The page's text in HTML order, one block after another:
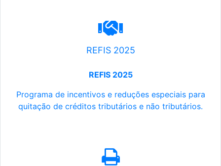
REFIS 2025
REFIS 2025
Programa de incentivos e reduções especiais para
quitação de créditos tributários e não tributários.